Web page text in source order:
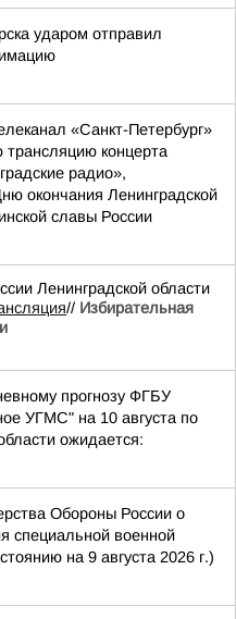
ударом отправил
«Санкт-Петербург»
трансляцию концерта
радио»,
окончания Ленинградской
славы России
Ленинградской области
// Избирательная
прогнозу ФГБУ
УГМС" на 10 августа по
ожидается:
Обороны России о
специальной военной
на 9 августа 2026 г.)